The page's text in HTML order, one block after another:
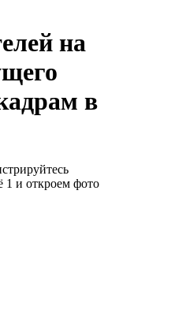
на
в
1 и откроем фото